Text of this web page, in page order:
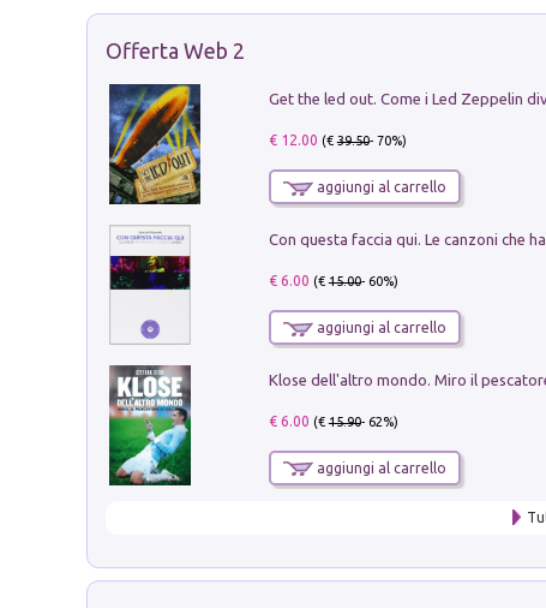
Offerta Web 2
€ 12.00 (€39.50- 70%)
aggiungi al carrello
€ 6.00 (€15.00- 60%)
aggiungi al carrello
€ 6.00 (€15.90- 62%)
aggiungi al carrello